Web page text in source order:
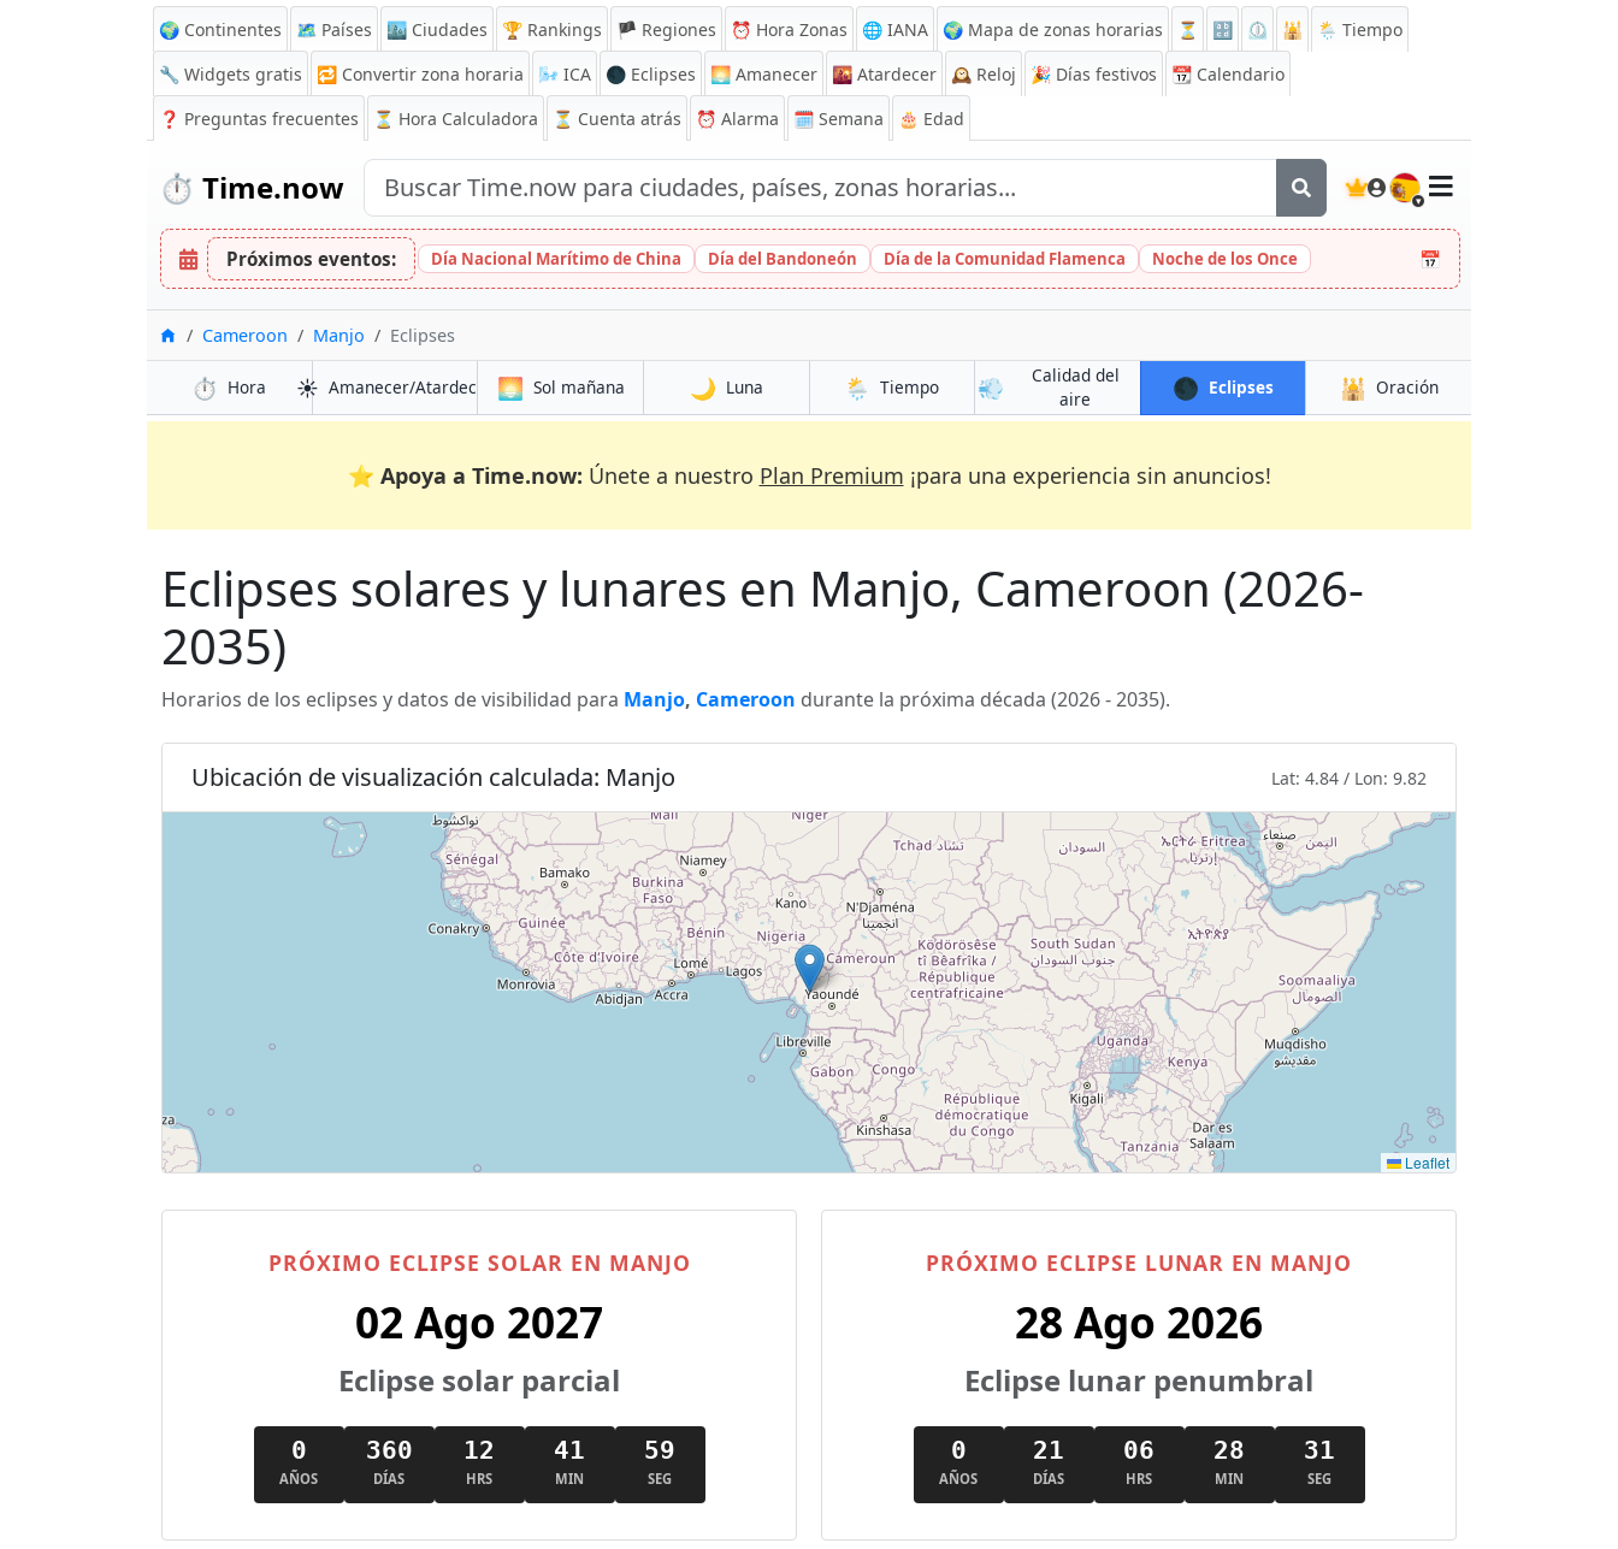
🌍 Continentes 🗺️ Países 🏙️ Ciudades 🏆 Rankings 🏴 Regiones ⏰ Hora Zonas 🌐 IANA 🌍 Mapa de zonas horarias ⏳ 🔡 ⏲️ 🕌
🌦️ Tiempo
🔧 Widgets gratis
🔁 Convertir zona horaria 🌬️ ICA 🌑 Eclipses 🌅 Amanecer 🌇 Atardecer 🕰️ Reloj 🎉 Días festivos 📆 Calendario
❓ Preguntas frecuentes ⏳ Hora Calculadora ⏳ Cuenta atrás ⏰ Alarma 🗓️ Semana 🎂 Edad
⏱️ Time.now 🇪🇸
Próximos eventos: Día Nacional Marítimo de China Día del Bandoneón Día de la Comunidad Flamenca Noche de los Once 📅
InicioCameroon Manjo Eclipses
⏱️ Hora ☀️ Amanecer/Atardecer 🌅 Sol mañana 🌙 Luna 🌦️ Tiempo 💨
Calidad del
aire
🌑 Eclipses 🕌 Oración
⭐ Apoya a Time.now: Únete a nuestro Plan Premium ¡para una experiencia sin anuncios!
Eclipses solares y lunares en Manjo, Cameroon (2026-
2035)
Horarios de los eclipses y datos de visibilidad para Manjo, Cameroon durante la próxima década (2026 - 2035).
Ubicación de visualización calculada: Manjo Lat: 4.84 / Lon: 9.82
Leaflet
PRÓXIMO ECLIPSE SOLAR EN MANJO
02 Ago 2027
Eclipse solar parcial
0
AÑOS
360
DÍAS
12
HRS
41
MIN
58
SEG
PRÓXIMO ECLIPSE LUNAR EN MANJO
28 Ago 2026
Eclipse lunar penumbral
0
AÑOS
21
DÍAS
06
HRS
28
MIN
30
SEG